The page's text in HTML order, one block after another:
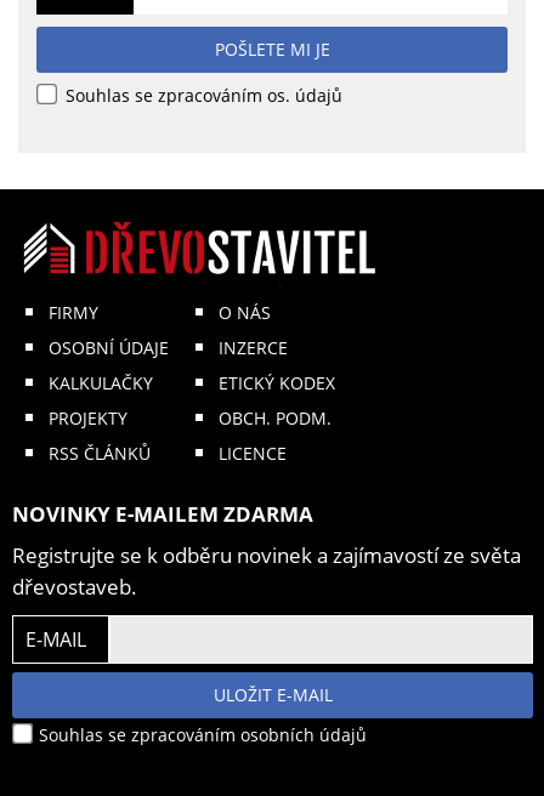
POŠLETE MI JE
Souhlas se zpracováním os. údajů
FIRMY
OSOBNÍ ÚDAJE
KALKULAČKY
PROJEKTY
RSS ČLÁNKŮ
O NÁS
INZERCE
ETICKÝ KODEX
OBCH. PODM.
LICENCE
NOVINKY E-MAILEM ZDARMA
Registrujte se k odběru novinek a zajímavostí ze světa
dřevostaveb.
E-MAIL
ULOŽIT E-MAIL
Souhlas se zpracováním osobních údajů